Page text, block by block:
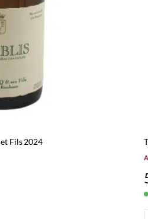
Fils 2024